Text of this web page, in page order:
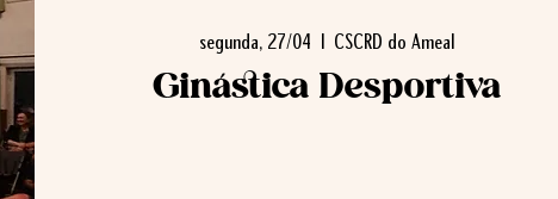
segunda, 27/04
  |
CSCRD do Ameal
Ginástica Desportiva